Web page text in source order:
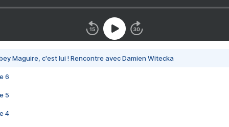
Maguire, c'est lui ! Rencontre avec Damien Witecka
6
5
4